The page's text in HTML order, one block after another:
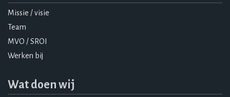
Missie / visie
Team
MVO / SROI
Werken bij
Wat doen wij